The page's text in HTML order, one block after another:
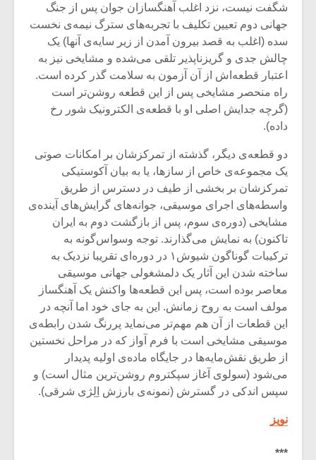
شگفت نیست، نزد اغلب آهنگسازان جوان پس از جنگ
جهانی دوم تعیین تکلیف با تجربه‌های سترگ نیمه‌ی نخست
سده (اغلب به قصد بیرون آمدن از زیر سایه‌ی آنها) یک
چالش جدی و گریزناپذیر تلقی می‌شده و مشایخی نیز به
اعتبار قطعه‌اش از آن آزمون به سلامت گذر کرده است.
راه منحصر مشایخی پس از این قطعه روشن‌تر است
(گرچه جدایش اصلی او با قطعه‌ی الکترونیک شور رخ
داده).
دو قطعه‌ی دیگر، گذشته از تمرکزشان بر امکانات صوتی
یک مجموعه‌ی خاص از سازها، یا به بیان آکوستیکی
تمرکزشان بر بخشی از طیف در دسترس از طریق
واسطه‌های اجرای موسیقی، جوانه‌های گرایش‌های آینده‌ی
مشایخی (دوره‌ی سوم، پس از بازگشت دوم به ایران
تاکنون) به نمایش می‌گذارند. توجه وسواس‌گونه به
ترکیبات گوناگون شیوش۱ در دوره‌ای تقریبا نزدیک به
ساخته شدن این آثار یک دلمشغولی جهانی موسیقی
معاصر بوده است، پس این قطعه‌ها واکنش یک آهنگساز
مولف است به روح زمانش. این به جای خود اما آنچه در
این قطعات از آن هم مهم‌تر می‌نماید پررنگ شدن رابطه‌ی
موسیقی مشایخی است با فرم آواز که در مراحل نخستین
از طریق نقش‌مایه‌ها در جایگاه ماده‌ی اولیه پدیدار
می‌شود (سولوی آغاز سپکتروم روشن‌ترین مثال است) و
سپس اندکی در گسترش (نمونه‌ی بارزش اِلِژی شرقی).
نویز
***
یادداشتی بر موسیقی
متن فیلم «متری
شیش و نیم»
اگر نمی توانی
مشهورترین باشی،
بدنام ترین باش
موسیقی
برگزار